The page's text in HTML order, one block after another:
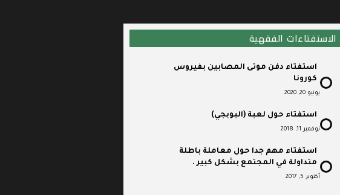
الاستفتاءات الفقهية
استفتاء دفن موتى المصابين بفيروس
كورونا
يونيو 20, 2020
استفتاء حول لعبة (البوبجي)
نوفمبر 11, 2018
استفتاء مهم جدا حول معاملة باطلة
متداولة في المجتمع بشكل كبير .
أكتوبر 5, 2017